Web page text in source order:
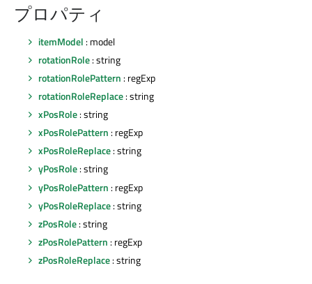
プロパティ
itemModel : model
rotationRole: string
rotationRolePattern : regExp
rotationRoleReplace: string
xPosRole: string
xPosRolePattern : regExp
xPosRoleReplace: string
yPosRole: string
yPosRolePattern : regExp
yPosRoleReplace: string
zPosRole: string
zPosRolePattern : regExp
zPosRoleReplace: string